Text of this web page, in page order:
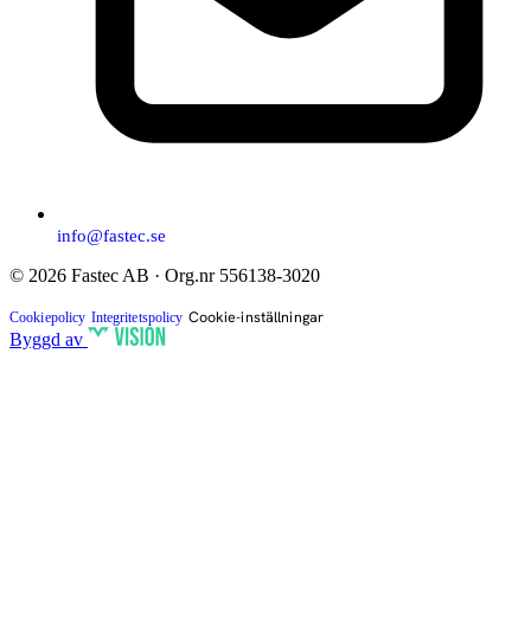
info@fastec.se
© 2026 Fastec AB · Org.nr 556138-3020
Cookiepolicy Integritetspolicy Cookie-inställningar
Byggd av